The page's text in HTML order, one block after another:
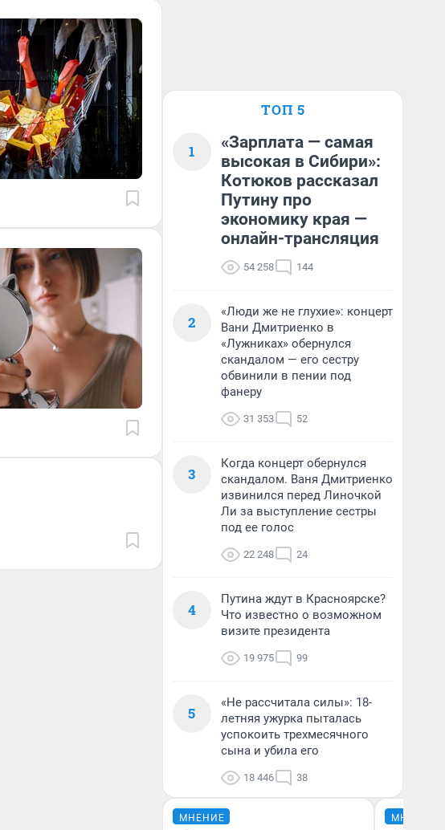
ТОП 5
1
«Зарплата — самая
высокая в Сибири»:
Котюков рассказал
Путину про
экономику края —
онлайн-трансляция
54 258 144
2
«Люди же не глухие»: концерт
Вани Дмитриенко в
«Лужниках» обернулся
скандалом — его сестру
обвинили в пении под
фанеру
31 353 52
3
Когда концерт обернулся
скандалом. Ваня Дмитриенко
извинился перед Линочкой
Ли за выступление сестры
под ее голос
22 248 24
4
Путина ждут в Красноярске?
Что известно о возможном
визите президента
19 975 99
5
«Не рассчитала силы»: 18-
летняя ужурка пыталась
успокоить трехмесячного
сына и убила его
18 446 38
МНЕНИЕ МНЕНИЕ